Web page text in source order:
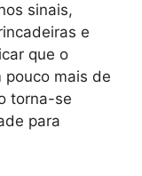
sinais,
e
que o
pouco mais de
torna-se
para